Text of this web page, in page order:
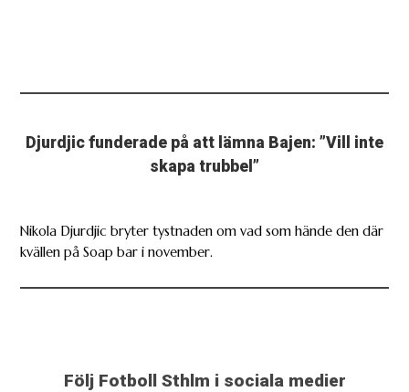
Djurdjic funderade på att lämna Bajen: ”Vill inte
skapa trubbel”
Nikola Djurdjic bryter tystnaden om vad som hände den där
kvällen på Soap bar i november.
Följ Fotboll Sthlm i sociala medier